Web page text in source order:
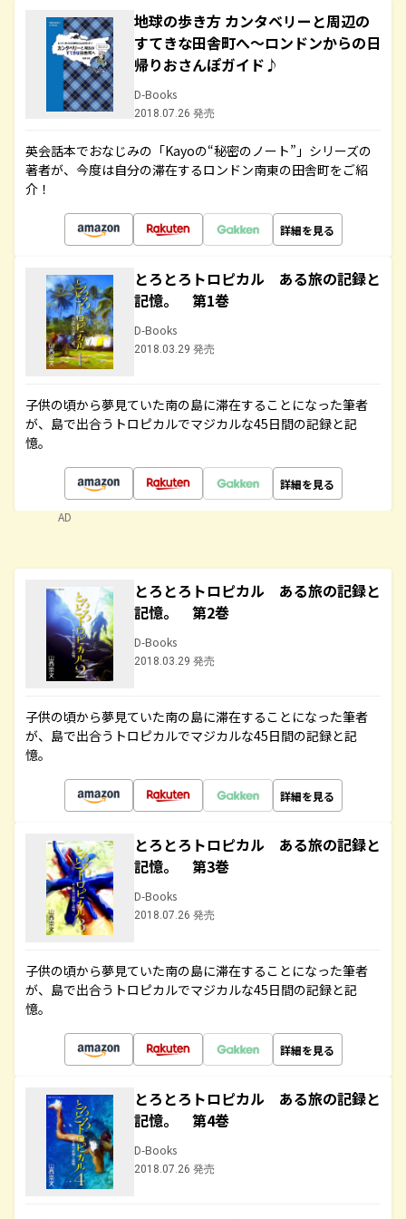
地球の歩き方 カンタベリーと周辺の
すてきな田舎町へ～ロンドンからの日
帰りおさんぽガイド♪
D-Books
2018.07.26 発売
英会話本でおなじみの「Kayoの“秘密のノート”」シリーズの
著者が、今度は自分の滞在するロンドン南東の田舎町をご紹
介！
詳細を見る
とろとろトロピカル ある旅の記録と
記憶。 第1巻
D-Books
2018.03.29 発売
子供の頃から夢見ていた南の島に滞在することになった筆者
が、島で出合うトロピカルでマジカルな45日間の記録と記
憶。
詳細を見る
AD
とろとろトロピカル ある旅の記録と
記憶。 第2巻
D-Books
2018.03.29 発売
子供の頃から夢見ていた南の島に滞在することになった筆者
が、島で出合うトロピカルでマジカルな45日間の記録と記
憶。
詳細を見る
とろとろトロピカル ある旅の記録と
記憶。 第3巻
D-Books
2018.07.26 発売
子供の頃から夢見ていた南の島に滞在することになった筆者
が、島で出合うトロピカルでマジカルな45日間の記録と記
憶。
詳細を見る
とろとろトロピカル ある旅の記録と
記憶。 第4巻
D-Books
2018.07.26 発売